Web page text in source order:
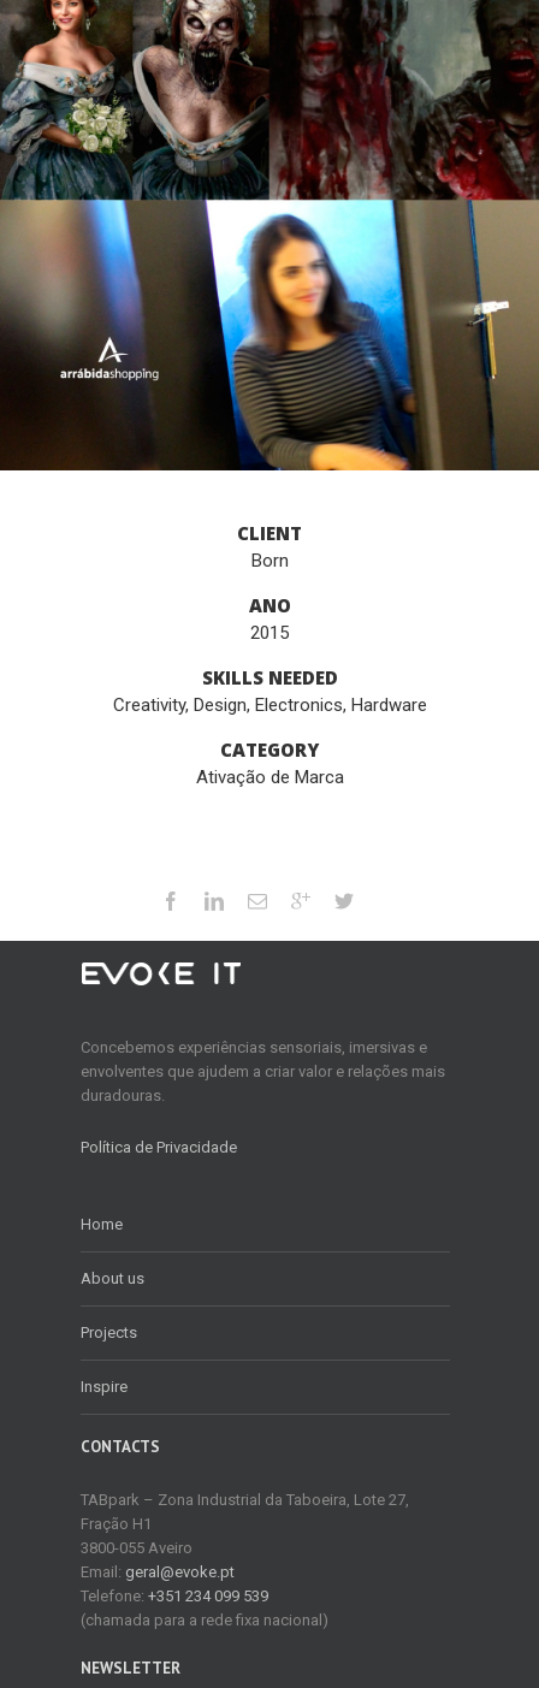
CLIENT
Born
ANO
2015
SKILLS NEEDED
Creativity, Design, Electronics, Hardware
CATEGORY
Ativação de Marca
Concebemos experiências sensoriais, imersivas e
envolventes que ajudem a criar valor e relações mais
duradouras.
Política de Privacidade
Home
About us
Projects
Inspire
CONTACTS
TABpark – Zona Industrial da Taboeira, Lote 27,
Fração H1
3800-055 Aveiro
Email: geral@evoke.pt
Telefone:+351 234 099 539
(chamada para a rede fixa nacional)
NEWSLETTER